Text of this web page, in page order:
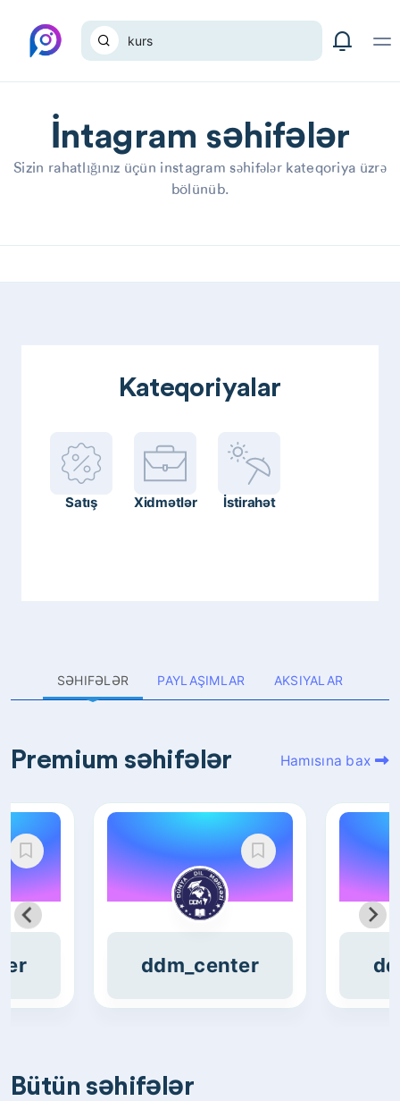
İntagram səhifələr
Sizin rahatlığınız üçün instagram səhifələr kateqoriya üzrə
bölünüb.
Kateqoriyalar
Satış Xidmətlər İstirahət
SƏHIFƏLƏR PAYLAŞIMLAR AKSIYALAR
Premium səhifələr Hamısına bax
ddm_center
Bütün səhifələr